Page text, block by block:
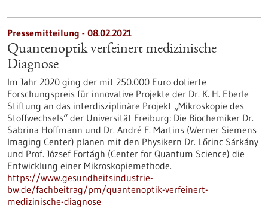
Pressemitteilung - 08.02.2021
Quantenoptik verfeinert medizinische
Diagnose
Im Jahr 2020 ging der mit 250.000 Euro dotierte
Forschungspreis für innovative Projekte der Dr. K. H. Eberle
Stiftung an das interdisziplinäre Projekt „Mikroskopie des
Stoffwechsels“ der Universität Freiburg: Die Biochemiker Dr.
Sabrina Hoffmann und Dr. André F. Martins (Werner Siemens
Imaging Center) planen mit den Physikern Dr. Lőrinc Sárkány
und Prof. József Fortágh (Center for Quantum Science) die
Entwicklung einer Mikroskopiemethode.
https://www.gesundheitsindustrie-
bw.de/fachbeitrag/pm/quantenoptik-verfeinert-
medizinische-diagnose